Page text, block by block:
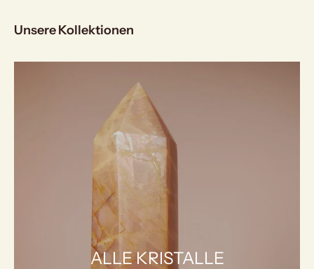
Unsere Kollektionen
ALLE KRISTALLE